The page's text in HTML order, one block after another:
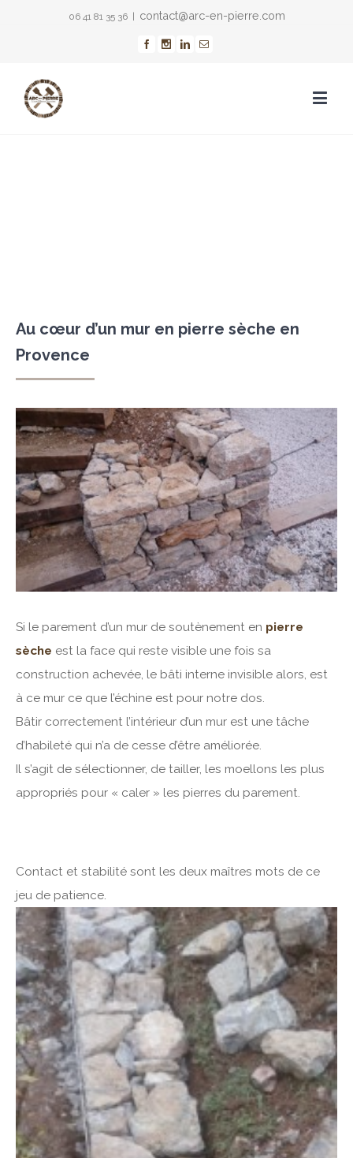
06 41 81 35 36 contact@arc-en-pierre.com
Au cœur d’un mur en pierre sèche en
Provence
Si le parement d’un mur de soutènement en pierre
sèche est la face qui reste visible une fois sa
construction achevée, le bâti interne invisible alors, est
à ce mur ce que l’échine est pour notre dos.
Bâtir correctement l’intérieur d’un mur est une tâche
d’habileté qui n’a de cesse d’être améliorée.
Il s’agit de sélectionner, de tailler, les moellons les plus
appropriés pour « caler » les pierres du parement.
Contact et stabilité sont les deux maîtres mots de ce
jeu de patience.